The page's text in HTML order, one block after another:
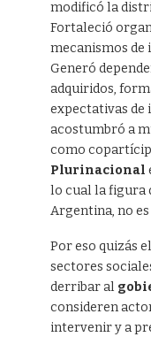
modificó la
Fortaleció
mecanismos
Generó
adquiridos,
expectativas de
acostumbró a
como
Plurinacional
lo cual la figura
Argentina, no
Por eso quizás
sectores
derribar al
consideren
intervenir y a